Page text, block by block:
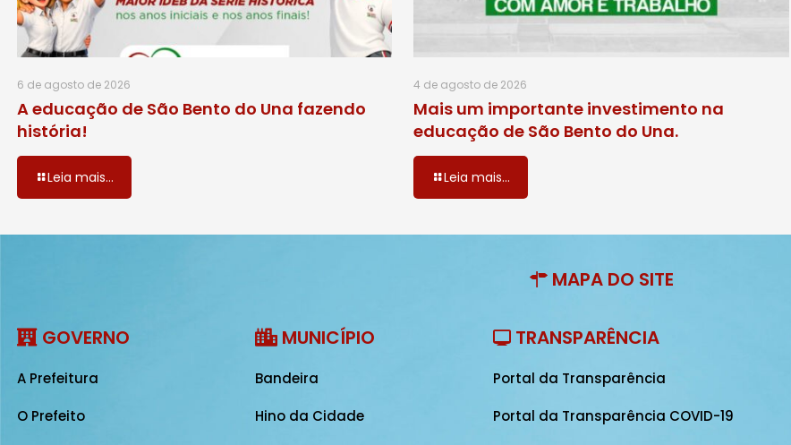
6 de agosto de 2026
A educação de São Bento do Una fazendo
história!
Leia mais...
4 de agosto de 2026
Mais um importante investimento na
educação de São Bento do Una.
Leia mais...
MAPA DO SITE
GOVERNO
A Prefeitura
O Prefeito
MUNICÍPIO
Bandeira
Hino da Cidade
TRANSPARÊNCIA
Portal da Transparência
Portal da Transparência COVID-19